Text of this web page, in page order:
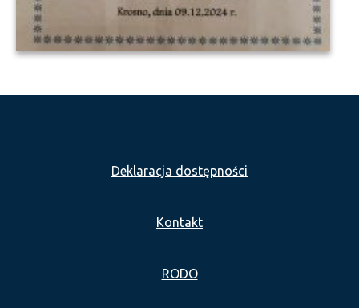
Deklaracja dostępności
Kontakt
RODO